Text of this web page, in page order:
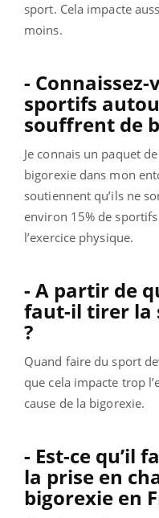
sport. Cela impacte
moins.
- Connaissez-
sportifs
souffrent de
Je connais un paquet
bigorexie dans mon
soutiennent qu’ils ne
environ 15% de
l’exercice physique.
- A partir de
faut-il tirer la
?
Quand faire du sport
que cela impacte trop
cause de la bigorexie.
- Est-ce qu’il
la prise en
bigorexie en